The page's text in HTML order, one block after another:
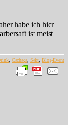
habe ich hier
ist meist
, Cachaça, Sekt, Blog-Event